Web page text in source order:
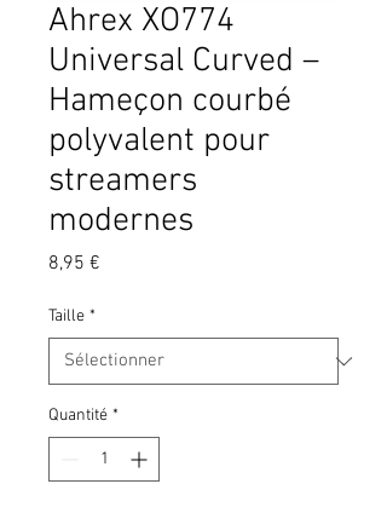
Ahrex XO774
Universal Curved –
Hameçon courbé
polyvalent pour
streamers
modernes
8,95 €
Taille *
Quantité *